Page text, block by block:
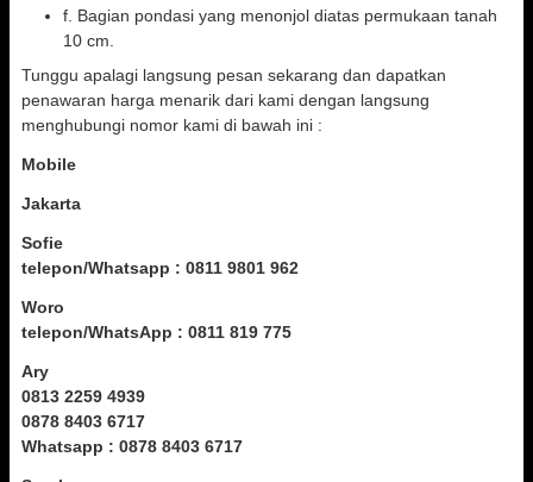
f. Bagian pondasi yang menonjol diatas permukaan tanah
10 cm.
Tunggu apalagi langsung pesan sekarang dan dapatkan
penawaran harga menarik dari kami dengan langsung
menghubungi nomor kami di bawah ini :
Mobile
Jakarta
Sofie
telepon/Whatsapp : 0811 9801 962
Woro
telepon/WhatsApp : 0811 819 775
Ary
0813 2259 4939
0878 8403 6717
Whatsapp : 0878 8403 6717